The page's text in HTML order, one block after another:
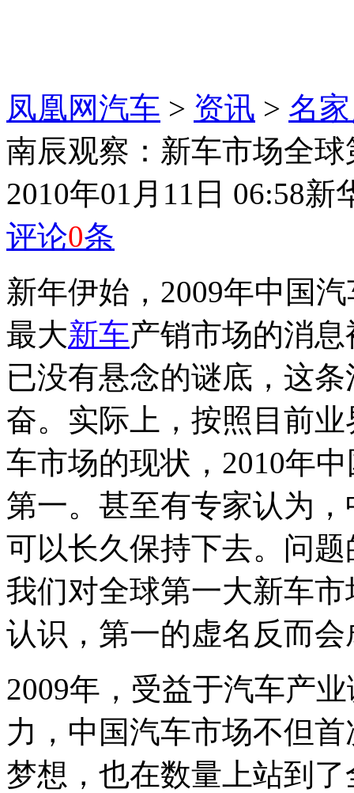
凤凰网汽车 > 资讯 > 名
南辰观察：新车市场全
2010年01月11日 06:58新
评论0条
新年伊始，2009年中国
最大新车产销市场的消
已没有悬念的谜底，这
奋。实际上，按照目前
车市场的现状，2010年
第一。甚至有专家认为
可以长久保持下去。问
我们对全球第一大新车
认识，第一的虚名反而
2009年，受益于汽车产
力，中国汽车市场不但
梦想，也在数量上站到